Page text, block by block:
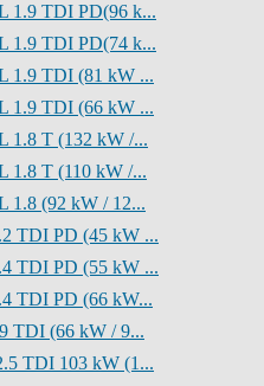
1.9 TDI PD(96 k...
1.9 TDI PD(74 k...
1.9 TDI (81 kW ...
1.9 TDI (66 kW ...
1.8 T (132 kW /...
1.8 T (110 kW /...
1.8 (92 kW / 12...
TDI PD (45 kW ...
TDI PD (55 kW ...
TDI PD (66 kW...
TDI (66 kW / 9...
TDI 103 kW (1...